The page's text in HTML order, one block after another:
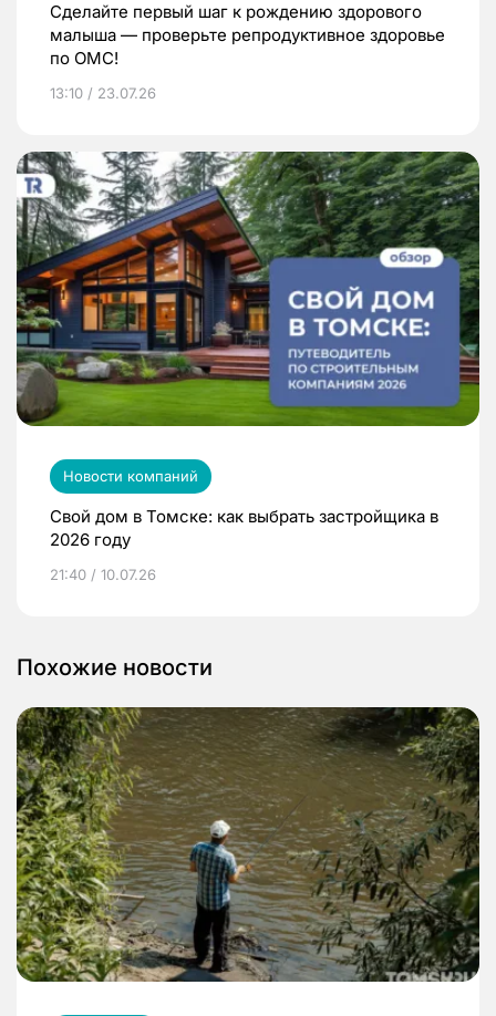
Сделайте первый шаг к рождению здорового
малыша — проверьте репродуктивное здоровье
по ОМС!
13:10 / 23.07.26
Новости компаний
Свой дом в Томске: как выбрать застройщика в
2026 году
21:40 / 10.07.26
Похожие новости